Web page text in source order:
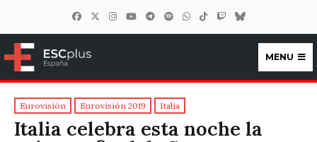
ESCplus España
MENU
Eurovisión Eurovisión 2019 Italia
Italia celebra esta noche la